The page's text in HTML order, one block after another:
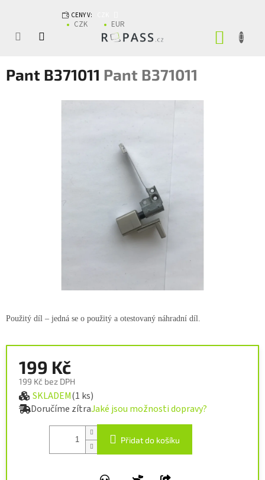
CENY V:
CZK EUR
Pant B371011 Pant B371011
199 Kč
199 Kč bez DPH
Měrná cena:
SKLADEM(1 ks)
Doručíme zítraJaké jsou možnosti dopravy?
Přidat do košíku
Použitý díl – jedná se o použitý a otestovaný náhradní díl.